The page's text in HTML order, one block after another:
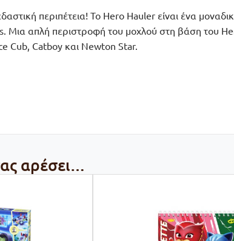
περιπέτεια! Το Hero Hauler είναι ένα
Μια απλή περιστροφή του μοχλού στη βάση του
Cub, Catboy και Newton Star.
αρέσει…